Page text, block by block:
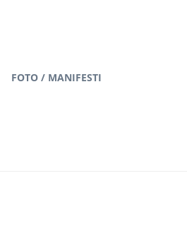
FOTO / MANIFESTI